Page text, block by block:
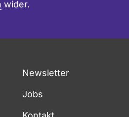
wider.
Newsletter
Jobs